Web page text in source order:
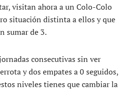
visitan ahora a un Colo-Colo
situación distinta a ellos y que
sumar de 3.
consecutivas sin ver
y dos empates a 0 seguidos,
niveles tienes que cambiar la